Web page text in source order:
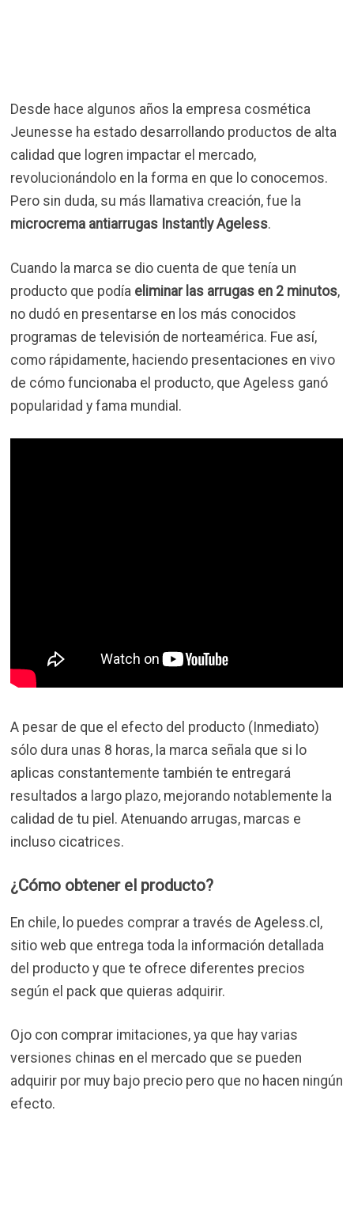
Desde hace algunos años la empresa cosmética
Jeunesse ha estado desarrollando productos de alta
calidad que logren impactar el mercado,
revolucionándolo en la forma en que lo conocemos.
Pero sin duda, su más llamativa creación, fue la
microcrema antiarrugas Instantly Ageless.
Cuando la marca se dio cuenta de que tenía un
producto que podía eliminar las arrugas en 2 minutos,
no dudó en presentarse en los más conocidos
programas de televisión de norteamérica. Fue así,
como rápidamente, haciendo presentaciones en vivo
de cómo funcionaba el producto, que Ageless ganó
popularidad y fama mundial.
A pesar de que el efecto del producto (Inmediato)
sólo dura unas 8 horas, la marca señala que si lo
aplicas constantemente también te entregará
resultados a largo plazo, mejorando notablemente la
calidad de tu piel. Atenuando arrugas, marcas e
incluso cicatrices.
¿Cómo obtener el producto?
En chile, lo puedes comprar a través deAgeless.cl ,
sitio web que entrega toda la información detallada
del producto y que te ofrece diferentes precios
según el pack que quieras adquirir.
Ojo con comprar imitaciones, ya que hay varias
versiones chinas en el mercado que se pueden
adquirir por muy bajo precio pero que no hacen ningún
efecto.